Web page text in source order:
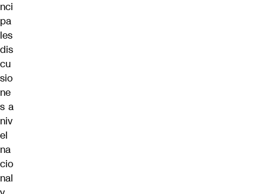
nci
pa
les
dis
cu
sio
ne
s a
niv
el
na
cio
nal